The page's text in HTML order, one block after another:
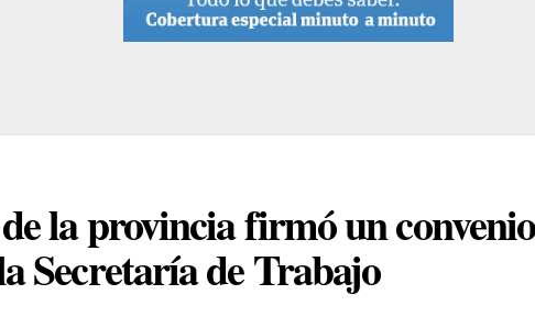
la provincia firmó un convenio
Secretaría de Trabajo